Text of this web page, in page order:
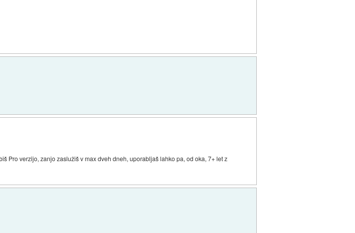
Pro verzijo, zanjo zaslužiš v max dveh dneh, uporabljaš lahko pa, od oka, 7+ let z